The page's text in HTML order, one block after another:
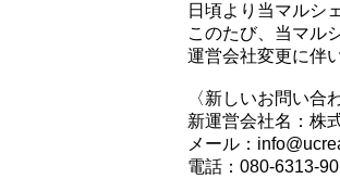
日頃より当マルシ
このたび、当マル
運営会社変更に伴
〈新しいお問い合
新運営会社名：株
メール：
電話：080-6313-